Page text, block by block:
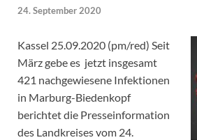
24. September 2020
Kassel 25.09.2020 (pm/red) Seit
März gebe es jetzt insgesamt
421 nachgewiesene Infektionen
in Marburg-Biedenkopf
berichtet die Presseinformation
des Landkreises vom 24.